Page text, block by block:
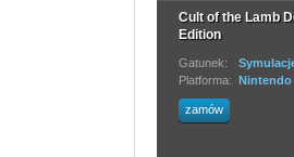
Cult of the Lamb
Edition
Gatunek:
Platforma: Nintendo
zamów